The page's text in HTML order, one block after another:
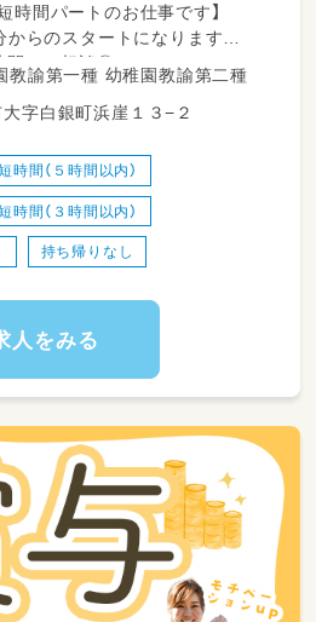
時間パートのお仕事です】
からのスタートになります
ご相談◎
ご相談もお気軽にどうぞ☆
内週4日～ご相談OK！
問合せください◎
暇の確保など、長く働いていただ
、最大限の努力を惜しまず取り
と考えています。
保育士 幼稚園教諭第一種 幼稚園教諭第二種
字白銀町浜崖１３−２
時間（５時間以内）
時間（３時間以内）
持ち帰りなし
人をみる